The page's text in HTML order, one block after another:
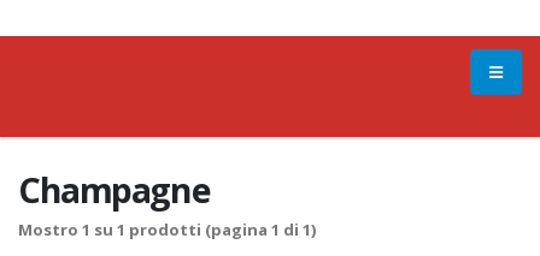
Champagne
Mostro 1 su 1 prodotti (pagina 1 di 1)